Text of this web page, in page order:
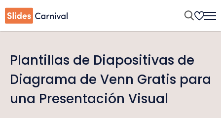
Plantillas de Diapositivas de
Diagrama de Venn Gratis para
una Presentación Visual